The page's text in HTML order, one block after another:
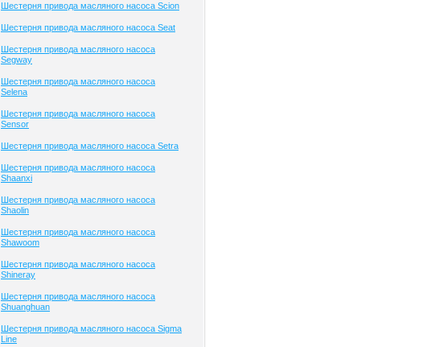
Шестерня привода масляного насоса Scion
Шестерня привода масляного насоса Seat
Шестерня привода масляного насоса
Segway
Шестерня привода масляного насоса
Selena
Шестерня привода масляного насоса
Sensor
Шестерня привода масляного насоса Setra
Шестерня привода масляного насоса
Shaanxi
Шестерня привода масляного насоса
Shaolin
Шестерня привода масляного насоса
Shawoom
Шестерня привода масляного насоса
Shineray
Шестерня привода масляного насоса
Shuanghuan
Шестерня привода масляного насоса Sigma
Line